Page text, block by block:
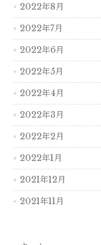
2022年8月
2022年7月
2022年6月
2022年5月
2022年4月
2022年3月
2022年2月
2022年1月
2021年12月
2021年11月